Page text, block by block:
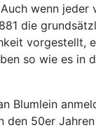
wenn jeder
die
vorgestellt,
so wie es in
Blumlein
den 50er